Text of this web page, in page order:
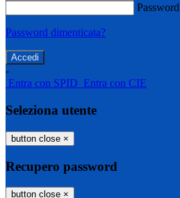
Password
Password dimenticata?
-
Entra con SPID Entra con CIE
Seleziona utente
button close ×
Recupero password
button close ×